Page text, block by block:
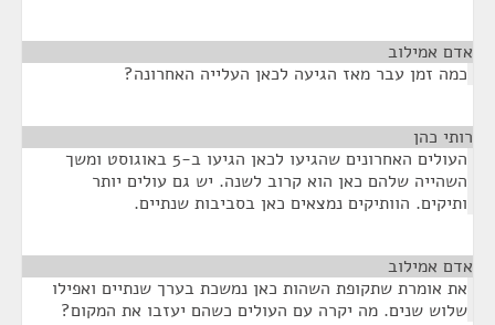
אדם אמילוב
כמה זמן עבר מאז הגיעה לכאן העלייה האחרונה?
רותי כהן
העולים האחרונים שהגיעו לכאן הגיעו ב-5 באוגוסט ומשך
השהייה שלהם כאן הוא קרוב לשנה. יש גם עולים יותר
ותיקים. הוותיקים נמצאים כאן בסביבות שנתיים.
אדם אמילוב
את אומרת שתקופת השהות כאן נמשכת בערך שנתיים ואפילו
שלוש שנים. מה יקרה עם העולים כשהם יעזבו את המקום?